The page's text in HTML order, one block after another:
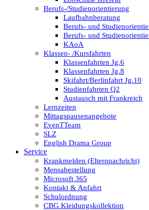
Berufs-/Studienorientierung
Laufbahnberatung
Berufs- und
Berufs- und
KAoA
Klassen- /Kursfahrten
Klassenfahrten Jg.6
Klassenfahrten Jg.8
Skifahrt/Berlinfahrt Jg.10
Studienfahrten Q2
Austausch mit Frankreich
Lernzeiten
Mittagspausenangebote
EvenTTeam
SLZ
English Drama Group
Service
Krankmelden (Elternnachricht)
Mensabestellung
Microsoft 365
Kontakt & Anfahrt
Schulordnung
CBG Kleidungskollektion